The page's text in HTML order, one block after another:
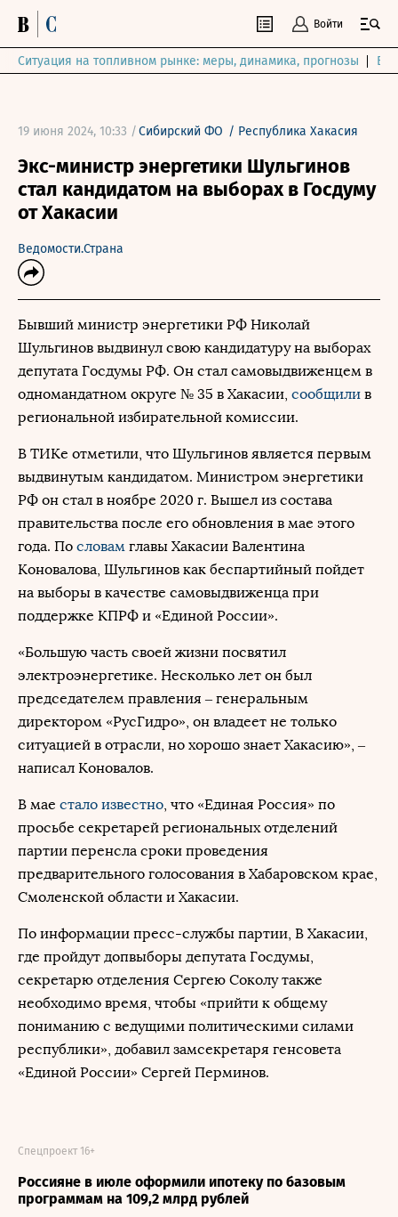
Войти
Ситуация на топливном рынке: меры, динамика, прогнозы
19 июня 2024, 10:33 /Сибирский ФО / Республика Хакасия
Экс-министр энергетики Шульгинов
стал кандидатом на выборах в Госдуму
от Хакасии
Ведомости.Страна
Бывший министр энергетики РФ Николай
Шульгинов выдвинул свою кандидатуру на выборах
депутата Госдумы РФ. Он стал самовыдвиженцем в
одномандатном округе № 35 в Хакасии, сообщили в
региональной избирательной комиссии.
В ТИКе отметили, что Шульгинов является первым
выдвинутым кандидатом. Министром энергетики
РФ он стал в ноябре 2020 г. Вышел из состава
правительства после его обновления в мае этого
года. По словам главы Хакасии Валентина
Коновалова, Шульгинов как беспартийный пойдет
на выборы в качестве самовыдвиженца при
поддержке КПРФ и «Единой России».
«Большую часть своей жизни посвятил
электроэнергетике. Несколько лет он был
председателем правления – генеральным
директором «РусГидро», он владеет не только
ситуацией в отрасли, но хорошо знает Хакасию», –
написал Коновалов.
В мае стало известно, что «Единая Россия» по
просьбе секретарей региональных отделений
партии перенсла сроки проведения
предварительного голосования в Хабаровском крае,
Смоленской области и Хакасии.
По информации пресс-службы партии, В Хакасии,
где пройдут допвыборы депутата Госдумы,
секретарю отделения Сергею Соколу также
необходимо время, чтобы «прийти к общему
пониманию с ведущими политическими силами
республики», добавил замсекретаря генсовета
«Единой России» Сергей Перминов.
Россияне в июле оформили ипотеку по базовым
программам на 109,2 млрд рублей
Спецпроект 16+